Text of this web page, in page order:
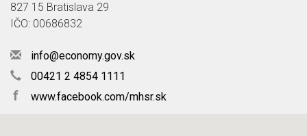
827 15 Bratislava 29
IČO: 00686832
info@economy.gov.sk
00421 2 4854 1111
f www.facebook.com/mhsr.sk